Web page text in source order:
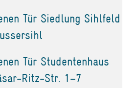
Tür Siedlung Sihlfeld
Tür Studentenhaus
Ritz-Str. 1–7